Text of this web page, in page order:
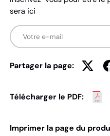
sera ici
E-mail
Partager la page:
Télécharger le PDF:
Imprimer la page du